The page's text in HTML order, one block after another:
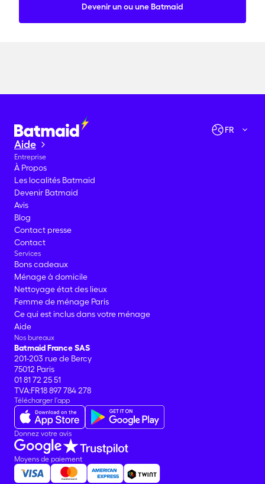
Devenir un ou une Batmaid
FR
Aide
Entreprise
À Propos
Les localités Batmaid
Devenir Batmaid
Avis
Blog
Contact presse
Contact
Services
Bons cadeaux
Ménage à domicile
Nettoyage état des lieux
Femme de ménage Paris
Ce qui est inclus dans votre ménage
Aide
Nos bureaux
Batmaid France SAS
201-203 rue de Bercy
75012 Paris
01 81 72 25 51
TVA:FR18 897 784 278
Télécharger l'app
Donnez votre avis
Moyens de paiement